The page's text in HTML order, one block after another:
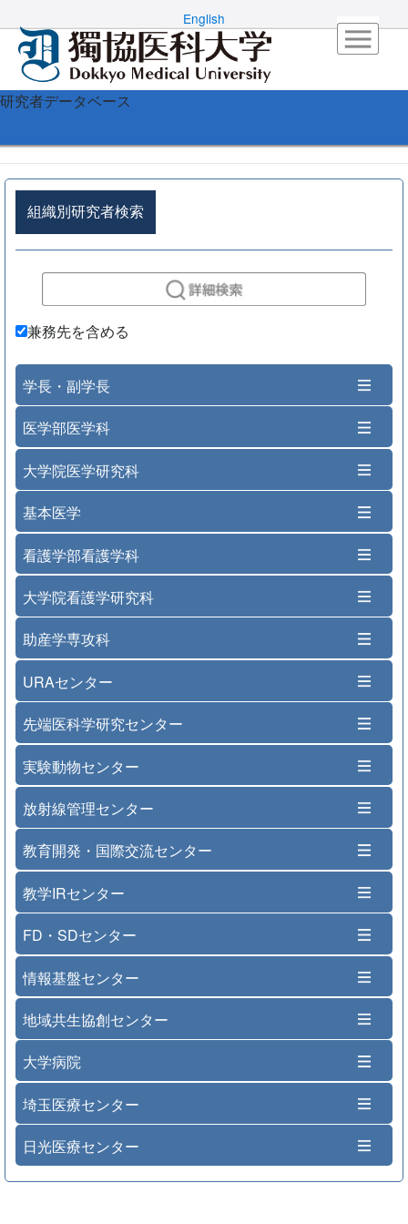
English
研究者データベース
組織別研究者検索
兼務先を含める
学長・副学長
医学部医学科
大学院医学研究科
基本医学
看護学部看護学科
大学院看護学研究科
助産学専攻科
URAセンター
先端医科学研究センター
実験動物センター
放射線管理センター
教育開発・国際交流センター
教学IRセンター
FD・SDセンター
情報基盤センター
地域共生協創センター
大学病院
埼玉医療センター
日光医療センター